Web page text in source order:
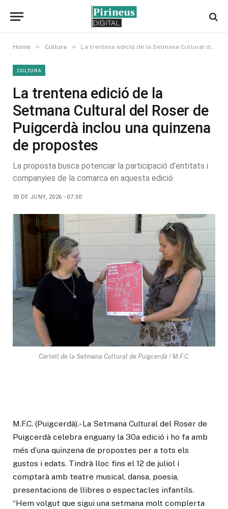
Home » Cultura » La trentena edició de la Setmana Cultural del Roser de Puigcerdà inclou una quinzena de propostes
CULTURA
La trentena edició de la
Setmana Cultural del Roser de
Puigcerdà inclou una quinzena
de propostes
La proposta busca potenciar la participació d’entitats i
companyies de la comarca en aquesta edició
30 DE JUNY, 2026 - 07:30
Cartell de la Setmana Cultural de Puigcerdà / M.F.C.
M.F.C. (Puigcerdà).- La Setmana Cultural del Roser de
Puigcerdà celebra enguany la 30a edició i ho fa amb
més d’una quinzena de propostes per a tots els
gustos i edats. Tindrà lloc fins el 12 de juliol i
comptarà amb teatre musical, dansa, poesia,
presentacions de llibres o espectacles infantils.
“Hem volgut que sigui una setmana molt complerta